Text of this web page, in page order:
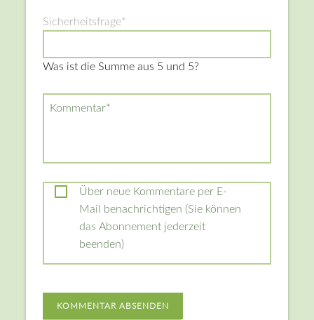
Pflichtfeld
Sicherheitsfrage*
Was ist die Summe aus 5 und 5?
Pflichtfeld
Kommentar*
Über neue Kommentare per E-
Mail benachrichtigen (Sie können
das Abonnement jederzeit
beenden)
KOMMENTAR ABSENDEN